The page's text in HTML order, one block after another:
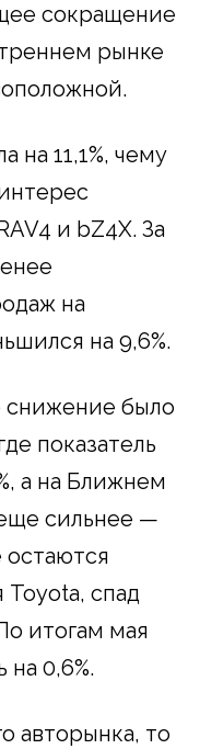
сокращение
рынке
на 11,1%, чему
и bZ4X. За
на
на 9,6%.
снижение было
показатель
а на Ближнем
сильнее —
остаются
спад
итогам мая
0,6%.
авторынка, то